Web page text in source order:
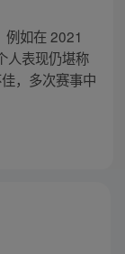
例如在 2021
人表现仍堪称
，多次赛事中